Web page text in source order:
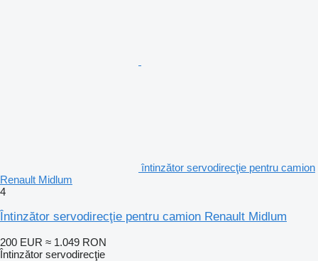
întinzător servodirecţie pentru camion
Renault Midlum
4
Întinzător servodirecţie pentru camion Renault Midlum
200 EUR ≈ 1.049 RON
Întinzător servodirecţie